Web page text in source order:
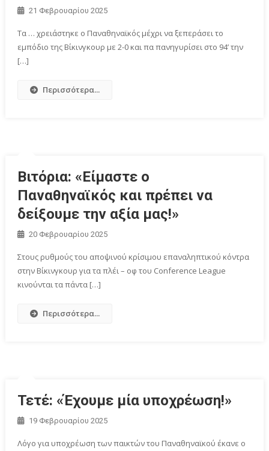
21 Φεβρουαρίου 2025
Τα … χρειάστηκε ο Παναθηναϊκός μέχρι να ξεπεράσει το
εμπόδιο της Βίκινγκουρ με 2-0 και πα πανηγυρίσει στο 94’ την
[…]
Περισσότερα...
Βιτόρια: «Είμαστε ο
Παναθηναϊκός και πρέπει να
δείξουμε την αξία μας!»
20 Φεβρουαρίου 2025
Στους ρυθμούς του αποψινού κρίσιμου επαναληπτικού κόντρα
στην Βίκινγκουρ για τα πλέι – οφ του Conference League
κινούνται τα πάντα […]
Περισσότερα...
Τετέ: «Έχουμε μία υποχρέωση!»
19 Φεβρουαρίου 2025
Λόγο για υποχρέωση των παικτών του Παναθηναϊκού έκανε ο